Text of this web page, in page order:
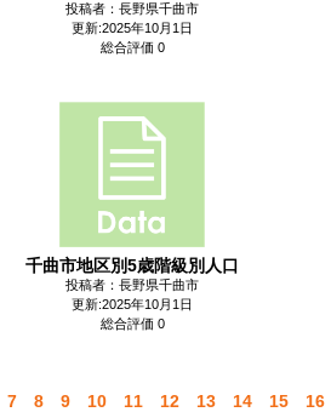
投稿者：長野県千曲市
更新:2025年10月1日
総合評価 0
千曲市地区別5歳階級別人口
投稿者：長野県千曲市
更新:2025年10月1日
総合評価 0
7 8 9 10 11 12 13 14 15 16